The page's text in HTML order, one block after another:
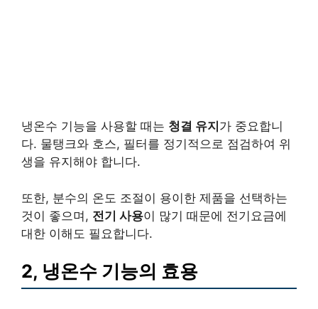
냉온수 기능을 사용할 때는 청결 유지 가 중요합니
다. 물탱크와 호스, 필터를 정기적으로 점검하여 위
생을 유지해야 합니다.
또한, 분수의 온도 조절이 용이한 제품을 선택하는
것이 좋으며, 전기 사용이 많기 때문에 전기요금에
대한 이해도 필요합니다.
2, 냉온수 기능의 효용